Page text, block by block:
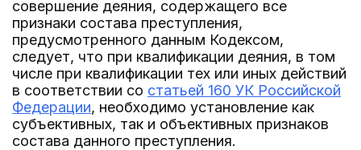
совершение деяния, содержащего все
признаки состава преступления,
предусмотренного данным Кодексом,
следует, что при квалификации деяния, в том
числе при квалификации тех или иных действий
в соответствии со статьей 160 УК Российской
Федерации, необходимо установление как
субъективных, так и объективных признаков
состава данного преступления.